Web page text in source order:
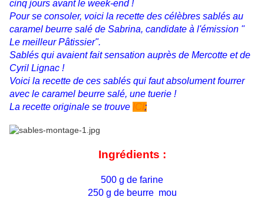
cinq jours avant le week-end !
Pour se consoler, voici la recette des célèbres sablés au
caramel beurre salé de Sabrina, candidate à l'émission "
Le meilleur Pâtissier".
Sablés qui avaient fait sensation auprès de Mercotte et de
Cyril Lignac !
Voici la recette de ces sablés qui faut absolument fourrer
avec le caramel beurre salé, une tuerie !
La recette originale se trouve ICI;
Ingrédients :
500 g de farine
250 g de beurre mou